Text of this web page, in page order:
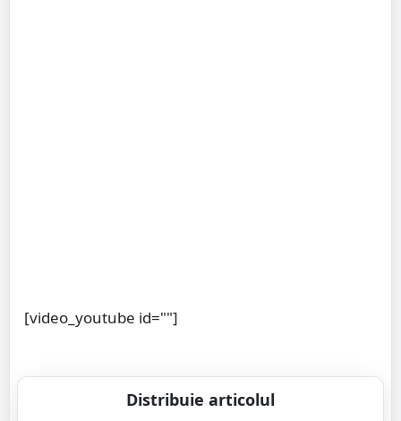
[video_youtube id=""]
Distribuie articolul